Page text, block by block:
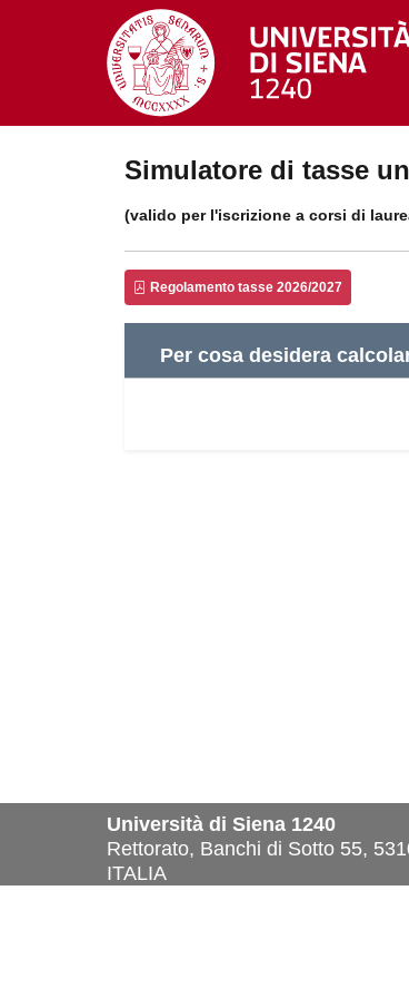
Simulatore di tasse
(valido per l'iscrizione a corsi di
Regolamento tasse 2026/2027
Per cosa desidera
Università di Siena 1240
Rettorato, Banchi di Sotto 55,
ITALIA